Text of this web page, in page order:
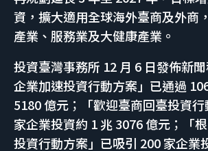
資，擴大適用全球海外臺商及外商
產業、服務業及大健康產業。
投資臺灣事務所 12 月 6 日發佈新
企業加速投資行動方案」已通過
5180 億元；「歡迎臺商回臺投資
家企業投資約 1 兆 3076 億元；「
投資行動方案」已吸引 200 家企業